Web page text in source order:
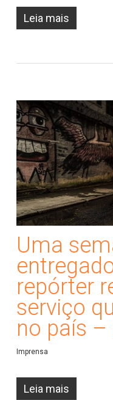
Leia mais
Uma
repórter
serviço
no país –
Imprensa
Leia mais